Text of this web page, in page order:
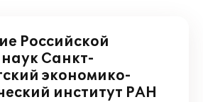
Российской
Санкт-
экономико-
институт РАН